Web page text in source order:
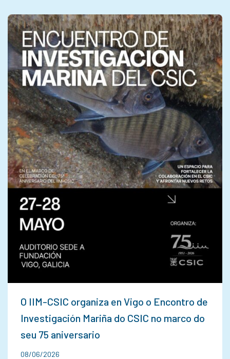
O IIM-CSIC organiza en Vigo o Encontro de
Investigación Mariña do CSIC no marco do
seu 75 aniversario
08/06/2026